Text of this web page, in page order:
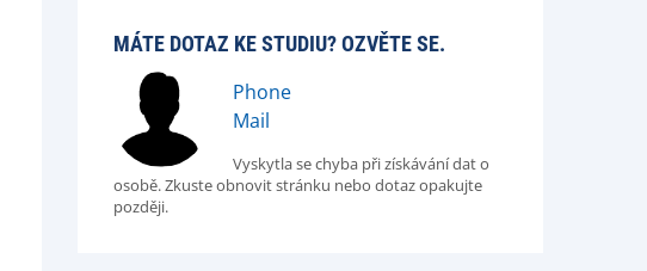
MÁTE DOTAZ KE STUDIU? OZVĚTE SE.
Phone
Mail
Vyskytla se chyba při získávání dat o
osobě. Zkuste obnovit stránku nebo dotaz opakujte
později.